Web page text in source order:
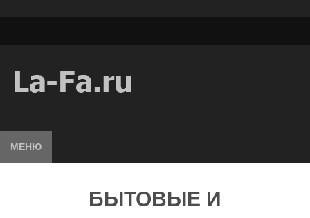
МЕНЮ
БЫТОВЫЕ И